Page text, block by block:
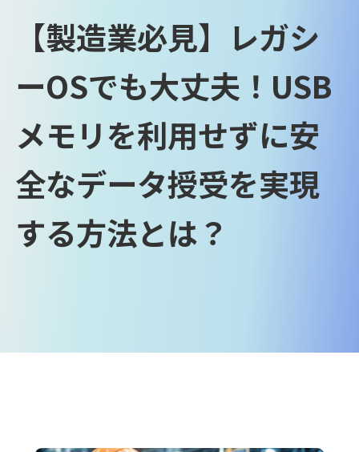
【製造業必見】レガシ
ーOSでも大丈夫！USB
メモリを利用せずに安
全なデータ授受を実現
する方法とは？